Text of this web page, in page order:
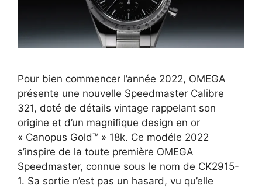
Pour bien commencer l’année 2022, OMEGA
présente une nouvelle Speedmaster Calibre
321, doté de détails vintage rappelant son
origine et d’un magnifique design en or
« Canopus Gold™ » 18k. Ce modéle 2022
s’inspire de la toute première OMEGA
Speedmaster, connue sous le nom de CK2915-
1. Sa sortie n’est pas un hasard, vu qu’elle